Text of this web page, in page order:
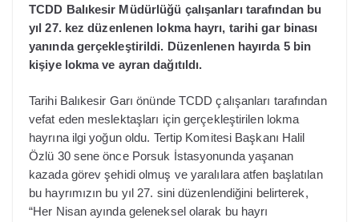
TCDD Balıkesir Müdürlüğü çalışanları tarafından bu
yıl 27. kez düzenlenen lokma hayrı, tarihi gar binası
yanında gerçekleştirildi. Düzenlenen hayırda 5 bin
kişiye lokma ve ayran dağıtıldı.
Tarihi Balıkesir Garı önünde TCDD çalışanları tarafından
vefat eden meslektaşları için gerçekleştirilen lokma
hayrına ilgi yoğun oldu. Tertip Komitesi Başkanı Halil
Özlü 30 sene önce Porsuk İstasyonunda yaşanan
kazada görev şehidi olmuş ve yaralılara atfen başlatılan
bu hayrımızın bu yıl 27. sini düzenlendiğini belirterek,
“Her Nisan ayında geleneksel olarak bu hayrı